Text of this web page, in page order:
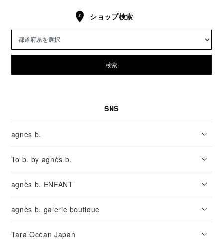
ショップ検索
検索
SNS
agnès b.
To b. by agnès b.
agnès b. ENFANT
agnès b. galerie boutique
Tara Océan Japan